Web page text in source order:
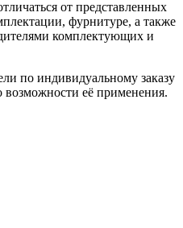
от представленных
фурнитуре, а также
комплектующих и
по индивидуальному заказу
возможности её применения.